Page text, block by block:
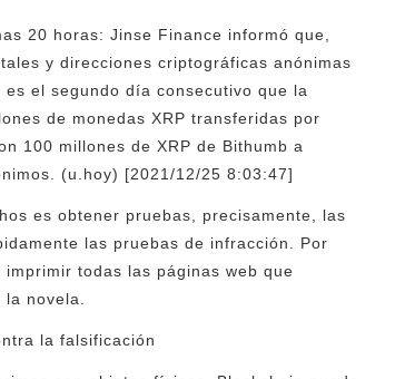
20 horas: Jinse Finance informó que,
y direcciones criptográficas anónimas
el segundo día consecutivo que la
de monedas XRP transferidas por
100 millones de XRP de Bithumb a
(u.hoy) [2021/12/25 8:03:47]
es obtener pruebas, precisamente, las
las pruebas de infracción. Por
todas las páginas web que
novela.
la falsificación